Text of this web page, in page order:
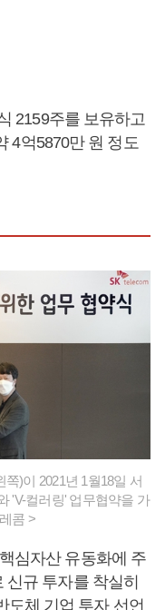
2159주를 보유하고
4억5870만 원 정도
)이 2021년 1월18일 서
'V-컬러링' 업무협약을 가
콤 >
심자산 유동화에 주
신규 투자를 착실히
도체 기업 투자 선언